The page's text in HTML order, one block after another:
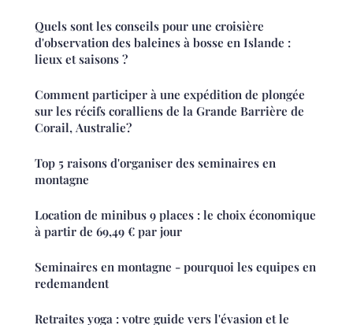
Quels sont les conseils pour une croisière
d'observation des baleines à bosse en Islande :
lieux et saisons ?
Comment participer à une expédition de plongée
sur les récifs coralliens de la Grande Barrière de
Corail, Australie?
Top 5 raisons d'organiser des seminaires en
montagne
Location de minibus 9 places : le choix économique
à partir de 69,49 € par jour
Seminaires en montagne - pourquoi les equipes en
redemandent
Retraites yoga : votre guide vers l'évasion et le